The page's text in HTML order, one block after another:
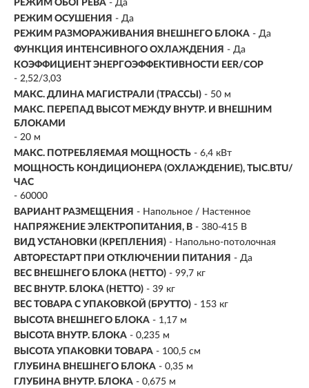
РЕЖИМ ОБОГРЕВА - Да
РЕЖИМ ОСУШЕНИЯ - Да
РЕЖИМ РАЗМОРАЖИВАНИЯ ВНЕШНЕГО БЛОКА - Да
ФУНКЦИЯ ИНТЕНСИВНОГО ОХЛАЖДЕНИЯ - Да
КОЭФФИЦИЕНТ ЭНЕРГОЭФФЕКТИВНОСТИ EER/COP
- 2,52/3,03
МАКС. ДЛИНА МАГИСТРАЛИ (ТРАССЫ) - 50 м
МАКС. ПЕРЕПАД ВЫСОТ МЕЖДУ ВНУТР. И ВНЕШНИМ
БЛОКАМИ
- 20 м
МАКС. ПОТРЕБЛЯЕМАЯ МОЩНОСТЬ - 6,4 кВт
МОЩНОСТЬ КОНДИЦИОНЕРА (ОХЛАЖДЕНИЕ), ТЫС.BTU/
ЧАС
- 60000
ВАРИАНТ РАЗМЕЩЕНИЯ - Напольное / Настенное
НАПРЯЖЕНИЕ ЭЛЕКТРОПИТАНИЯ, В - 380-415 В
ВИД УСТАНОВКИ (КРЕПЛЕНИЯ) - Напольно-потолочная
АВТОРЕСТАРТ ПРИ ОТКЛЮЧЕНИИ ПИТАНИЯ - Да
ВЕС ВНЕШНЕГО БЛОКА (НЕТТО) - 99,7 кг
ВЕС ВНУТР. БЛОКА (НЕТТО) - 39 кг
ВЕС ТОВАРА С УПАКОВКОЙ (БРУТТО) - 153 кг
ВЫСОТА ВНЕШНЕГО БЛОКА - 1,17 м
ВЫСОТА ВНУТР. БЛОКА - 0,235 м
ВЫСОТА УПАКОВКИ ТОВАРА - 100,5 см
ГЛУБИНА ВНЕШНЕГО БЛОКА - 0,35 м
ГЛУБИНА ВНУТР. БЛОКА - 0,675 м